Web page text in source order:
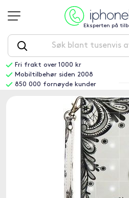
Eksperten på
Fri frakt over 1000 kr
Mobiltilbehør siden 2008
850 000 fornøyde kunder